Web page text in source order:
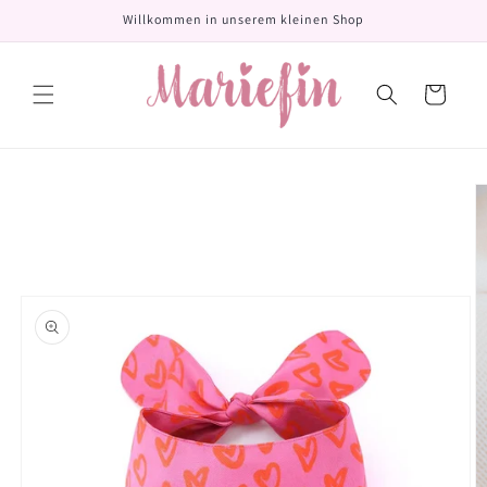
Inhalt
Willkommen in unserem kleinen Shop
Warenkorb